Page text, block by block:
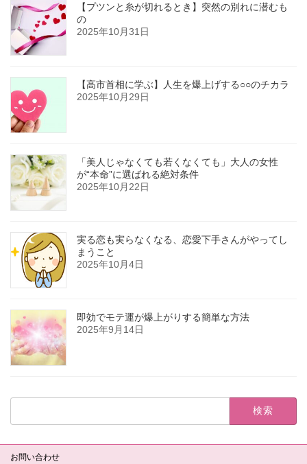
【プツンと糸が切れるとき】突然の別れに潜むも
の
2025年10月31日
【高市首相に学ぶ】人生を爆上げする○○のチカラ
2025年10月29日
「美人じゃなくても若くなくても」大人の女性
が“本命”に選ばれる絶対条件
2025年10月22日
実る恋も実らなくなる、恋愛下手さんがやってし
まうこと
2025年10月4日
即効でモテ運が爆上がりする簡単な方法
2025年9月14日
検
お問い合わせ